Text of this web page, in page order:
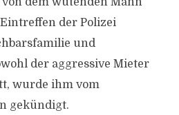
der Polizei
und
der aggressive Mieter
wurde ihm vom
gekündigt.